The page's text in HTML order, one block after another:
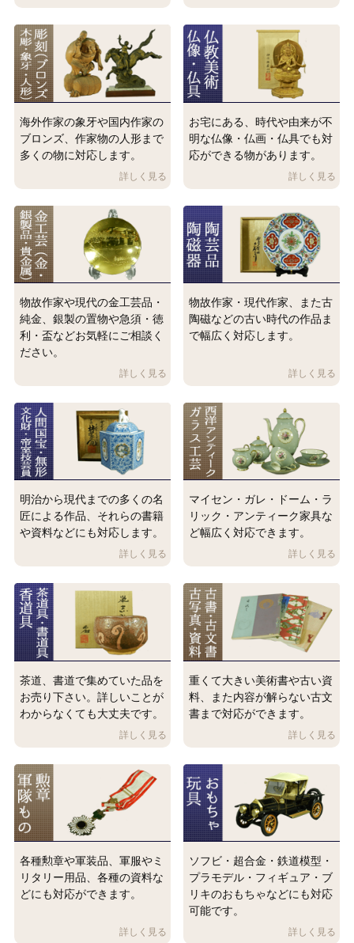
海外作家の象牙や国内作家の
ブロンズ、作家物の人形まで
多くの物に対応します。
お宅にある、時代や由来が不
明な仏像・仏画・仏具でも対
応ができる物があります。
物故作家や現代の金工芸品・
純金、銀製の置物や急須・徳
利・盃などお気軽にご相談く
ださい。
物故作家・現代作家、また古
陶磁などの古い時代の作品ま
で幅広く対応します。
明治から現代までの多くの名
匠による作品、それらの書籍
や資料などにも対応します。
マイセン・ガレ・ドーム・ラ
リック・アンティーク家具な
ど幅広く対応できます。
茶道、書道で集めていた品を
お売り下さい。詳しいことが
わからなくても大丈夫です。
重くて大きい美術書や古い資
料、また内容が解らない古文
書まで対応ができます。
各種勲章や軍装品、軍服やミ
リタリー用品、各種の資料な
どにも対応ができます。
ソフビ・超合金・鉄道模型・
プラモデル・フィギュア・ブ
リキのおもちゃなどにも対応
可能です。